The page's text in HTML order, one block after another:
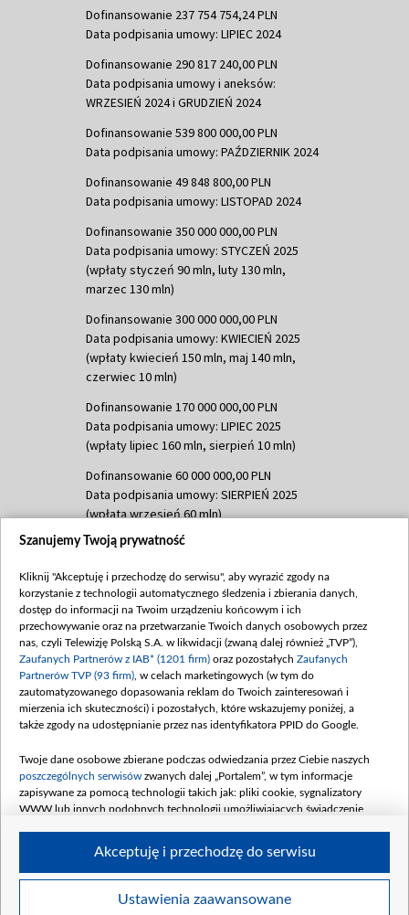
Dofinansowanie 237 754 754,24 PLN
Data podpisania umowy: LIPIEC 2024
Dofinansowanie 290 817 240,00 PLN
Data podpisania umowy i aneksów:
WRZESIEŃ 2024 i GRUDZIEŃ 2024
Dofinansowanie 539 800 000,00 PLN
Data podpisania umowy: PAŹDZIERNIK 2024
Dofinansowanie 49 848 800,00 PLN
Data podpisania umowy: LISTOPAD 2024
Dofinansowanie 350 000 000,00 PLN
Data podpisania umowy: STYCZEŃ 2025
(wpłaty styczeń 90 mln, luty 130 mln,
marzec 130 mln)
Dofinansowanie 300 000 000,00 PLN
Data podpisania umowy: KWIECIEŃ 2025
(wpłaty kwiecień 150 mln, maj 140 mln,
czerwiec 10 mln)
Dofinansowanie 170 000 000,00 PLN
Data podpisania umowy: LIPIEC 2025
(wpłaty lipiec 160 mln, sierpień 10 mln)
Dofinansowanie 60 000 000,00 PLN
Data podpisania umowy: SIERPIEŃ 2025
(wpłata wrzesień 60 mln)
Dofinansowanie 635 783 051,21 PLN
(wpłata wrzesień 100 mln, październik 350
mln, listopad 265 mln)
Dofinansowanie 48 862 000,00 PLN
Data podpisania umowy: GRUDZIEŃ 2025
(wpłata grudzień 60,548 mln)
Dofinansowanie 900 000 000,00 PLN
Data podpisania umowy: LUTY 2026 (wpłata
kwiecień 180 mln, 7 maja 180 mln, 8
czerwca 90 mln)
Dofinansowanie 250 000 000,00 PLN
4 sierpnia 250 mln
Szanujemy Twoją prywatność
Kliknij "Akceptuję i przechodzę do serwisu", aby wyrazić zgody na
korzystanie z technologii automatycznego śledzenia i zbierania danych,
dostęp do informacji na Twoim urządzeniu końcowym i ich
przechowywanie oraz na przetwarzanie Twoich danych osobowych przez
nas, czyli Telewizję Polską S.A. w likwidacji (zwaną dalej również „TVP”),
Zaufanych Partnerów z IAB* (1201 firm) oraz pozostałych Zaufanych
Partnerów TVP (93 firm) , w celach marketingowych (w tym do
zautomatyzowanego dopasowania reklam do Twoich zainteresowań i
mierzenia ich skuteczności) i pozostałych, które wskazujemy poniżej, a
także zgody na udostępnianie przez nas identyfikatora PPID do Google.
Twoje dane osobowe zbierane podczas odwiedzania przez Ciebie naszych
poszczególnych serwisów zwanych dalej „Portalem”, w tym informacje
zapisywane za pomocą technologii takich jak: pliki cookie, sygnalizatory
WWW lub innych podobnych technologii umożliwiających świadczenie
Twoje dane osobowe zbierane podczas odwiedzania przez Ciebie
Ustawienia zaawansowane
Akceptuję i przechodzę do serwisu